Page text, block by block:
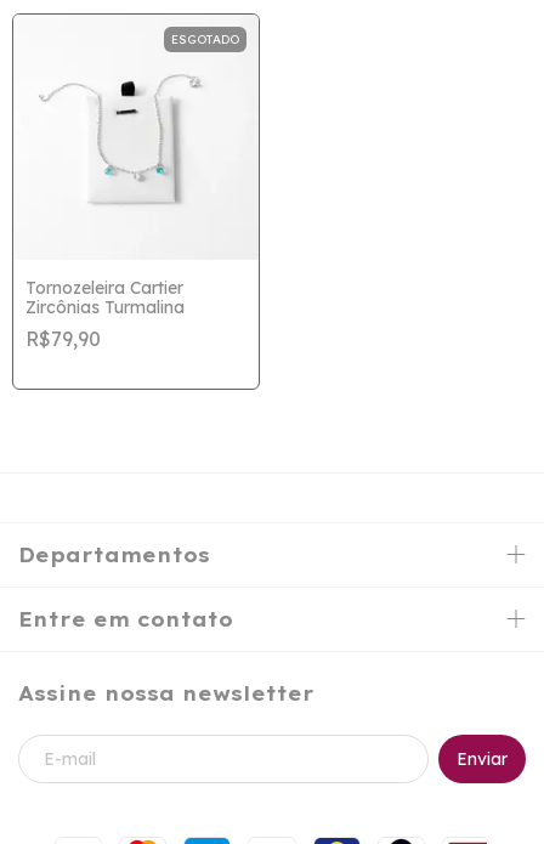
ESGOTADO
Tornozeleira Cartier
Zircônias Turmalina
R$79,90
Departamentos
Entre em contato
Assine nossa newsletter